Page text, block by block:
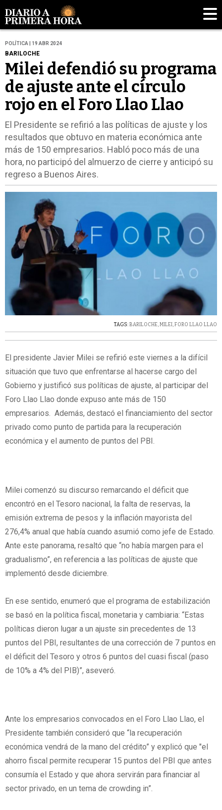
POLÍTICA | 19 ABR 2024
BARILOCHE
Milei defendió su programa
de ajuste ante el círculo
rojo en el Foro Llao Llao
El Presidente se refirió a las políticas de ajuste y los
resultados que obtuvo en materia económica ante
más de 150 empresarios. Habló poco más de una
hora, no participó del almuerzo de cierre y anticipó su
regreso a Buenos Aires.
TAGS:BARILOCHE,MILEI,FORO LLAO LLAO
El presidente Javier Milei se refirió este viernes a la difícil
situación que tuvo que enfrentarse al hacerse cargo del
Gobierno y justificó sus políticas de ajuste, al participar del
Foro Llao Llao donde expuso ante más de 150
empresarios. Además, destacó el financiamiento del sector
privado como punto de partida para la recuperación
económica y el aumento de puntos del PBI.
Milei comenzó su discurso remarcando el déficit que
encontró en el Tesoro nacional, la falta de reservas, la
emisión extrema de pesos y la inflación mayorista del
276,4% anual que había cuando asumió como jefe de Estado.
Ante este panorama, resaltó que “no había margen para el
gradualismo”, en referencia a las políticas de ajuste que
implementó desde diciembre.
En ese sentido, enumeró que el programa de estabilización
se basó en la política fiscal, monetaria y cambiaria: “Estas
políticas dieron lugar a un ajuste sin precedentes de 13
puntos del PBI, resultantes de una corrección de 7 puntos en
el déficit del Tesoro y otros 6 puntos del cuasi fiscal (paso
de 10% a 4% del PIB)”, aseveró.
Ante los empresarios convocados en el Foro Llao Llao, el
Presidente también consideró que “la recuperación
económica vendrá de la mano del crédito” y explicó que "el
ahorro fiscal permite recuperar 15 puntos del PBI que antes
consumía el Estado y que ahora servirán para financiar al
sector privado, en un tema de crowding in”.